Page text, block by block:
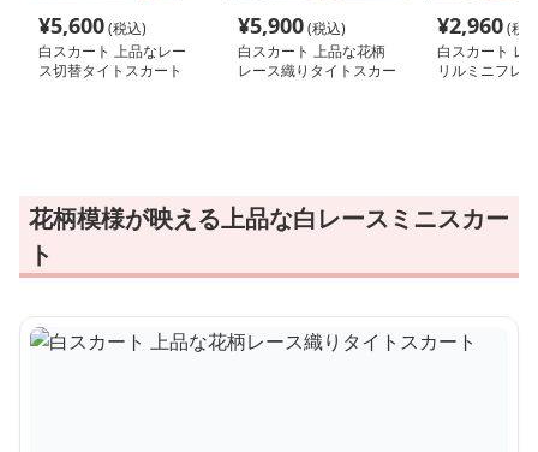
¥5,600(税込)
白スカート 上品なレー
ス切替タイトスカート
¥5,900(税込)
白スカート 上品な花柄
レース織りタイトスカー
¥2,960(税
白スカート レ
リルミニフレ
花柄模様が映える上品な白レースミニスカー
ト